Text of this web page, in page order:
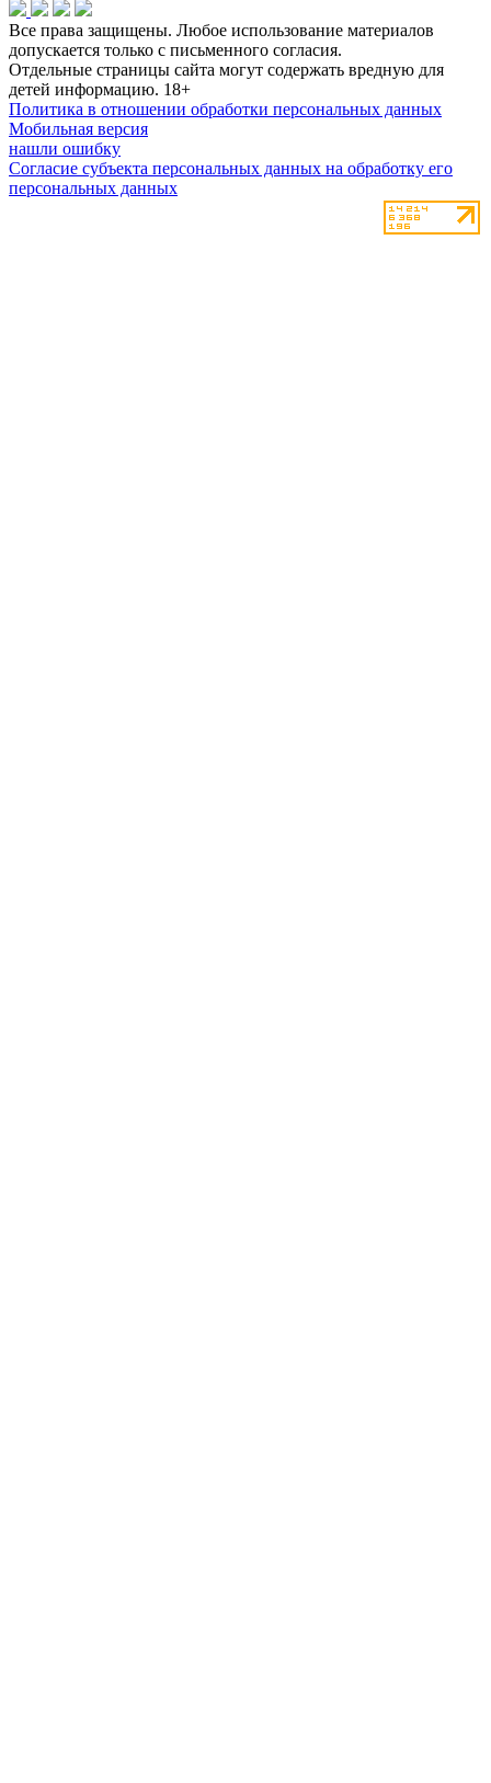
Все права защищены. Любое использование материалов
допускается только с письменного согласия.
Отдельные страницы сайта могут содержать вредную для
детей информацию. 18+
Политика в отношении обработки персональных данных
Мобильная версия
нашли ошибку
Согласие субъекта персональных данных на обработку его
персональных данных